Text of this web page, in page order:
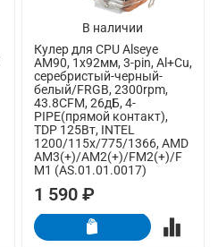
В наличии
Кулер для CPU Alseye
AM90, 1х92мм, 3-pin, Al+Cu,
серебристый-черный-
белый/FRGB, 2300rpm,
43.8CFM, 26дБ, 4-
PIPE(прямой контакт),
TDP 125Вт, INTEL
1200/115x/775/1366, AMD
AM3(+)/AM2(+)/FM2(+)/F
M1 (AS.01.01.0017)
1 590 ₽